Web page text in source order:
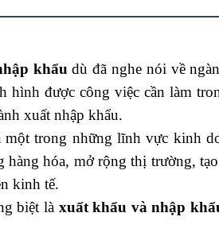
khẩu dù đã nghe nói về
hình được công việc cần làm
xuất nhập khẩu.
trong những lĩnh vực kinh
hóa, mở rộng thị trường,
kinh tế.
biệt là xuất khẩu và nhập